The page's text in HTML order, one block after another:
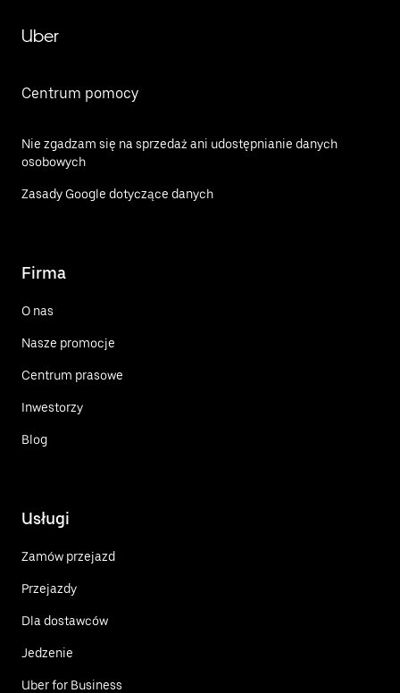
Uber
Centrum pomocy
Nie zgadzam się na sprzedaż ani udostępnianie danych
osobowych
Zasady Google dotyczące danych
Firma
O nas
Nasze promocje
Centrum prasowe
Inwestorzy
Blog
Usługi
Zamów przejazd
Przejazdy
Dla dostawców
Jedzenie
Uber for Business